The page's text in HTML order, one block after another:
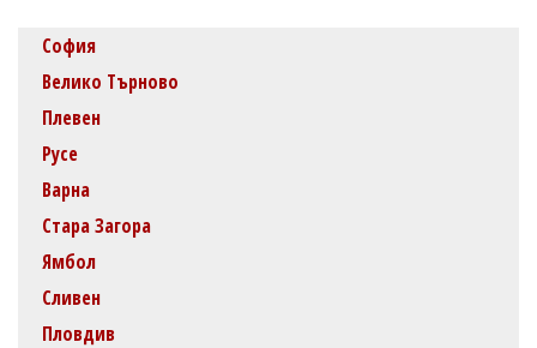
София
Велико Търново
Плевен
Русе
Варна
Стара Загора
Ямбол
Сливен
Пловдив